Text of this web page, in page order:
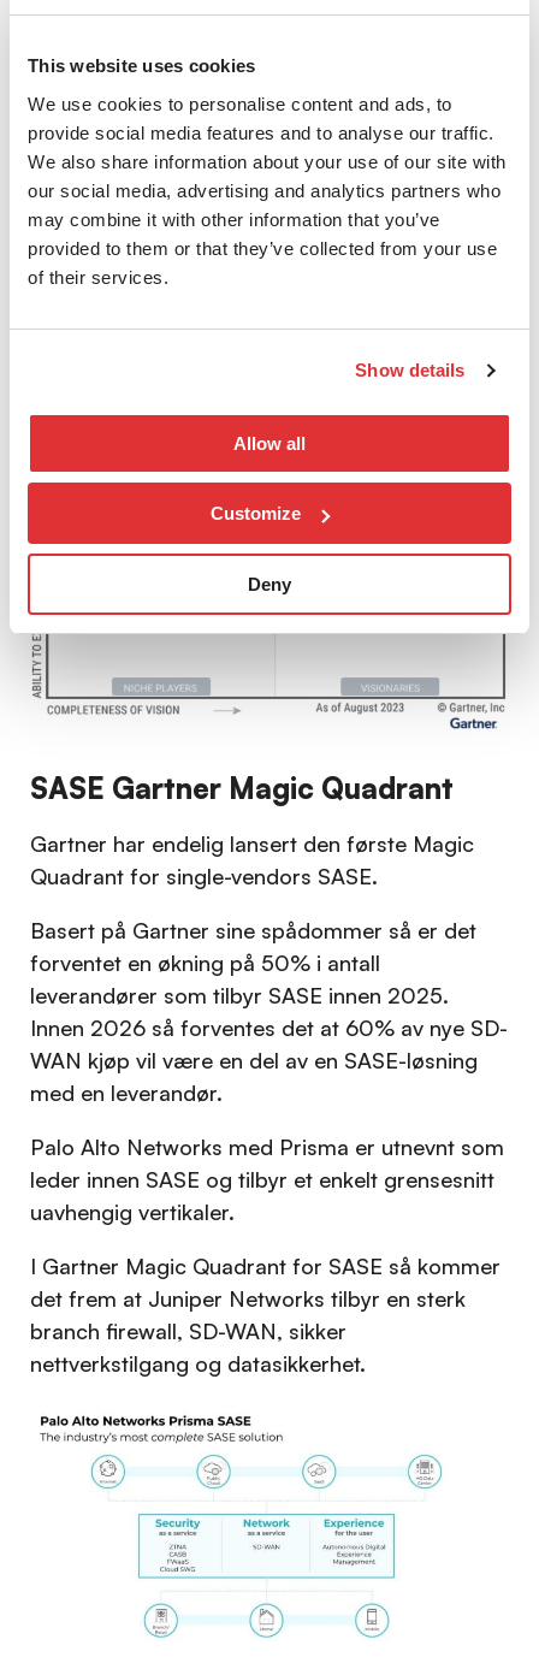
This website uses cookies
We use cookies to personalise content and ads, to
provide social media features and to analyse our traffic.
We also share information about your use of our site with
our social media, advertising and analytics partners who
may combine it with other information that you’ve
provided to them or that they’ve collected from your use
of their services.
Show details
Allow all
Customize
Deny
brukere og enheter, uansett om de
befinner seg i eller utenfor nettverket.
SASE Gartner Magic Quadrant
Gartner har endelig lansert den første Magic
Quadrant for single-vendors SASE.
Basert på Gartner sine spådommer så er det
forventet en økning på 50% i antall
leverandører som tilbyr SASE innen 2025.
Innen 2026 så forventes det at 60% av nye SD-
WAN kjøp vil være en del av en SASE-løsning
med en leverandør.
Palo Alto Networks med Prisma er utnevnt som
leder innen SASE og tilbyr et enkelt grensesnitt
uavhengig vertikaler.
I Gartner Magic Quadrant for SASE så kommer
det frem at Juniper Networks tilbyr en sterk
branch firewall, SD-WAN, sikker
nettverkstilgang og datasikkerhet.